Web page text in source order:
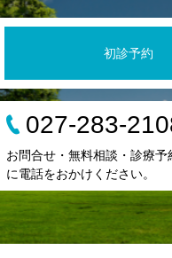
初診予約
027-283-
お問合せ・無料相談・診療予
に電話をおかけください。